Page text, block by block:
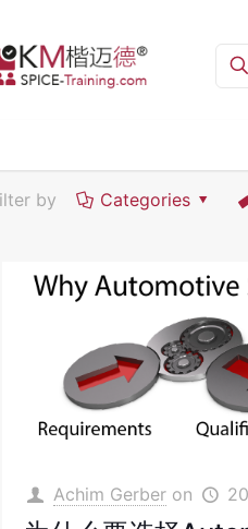
by Categories
Achim Gerber on